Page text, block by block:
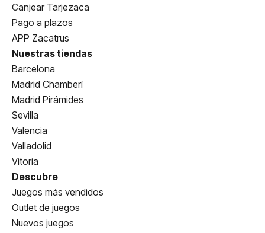
Canjear Tarjezaca
Pago a plazos
APP Zacatrus
Nuestras tiendas
Barcelona
Madrid Chamberí
Madrid Pirámides
Sevilla
Valencia
Valladolid
Vitoria
Descubre
Juegos más vendidos
Outlet de juegos
Nuevos juegos